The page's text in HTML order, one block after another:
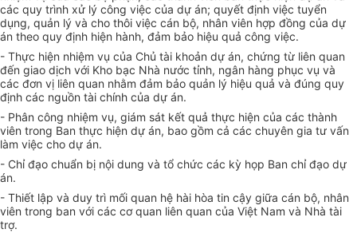
các quy trình xử lý công việc của dự án; quyết định việc tuyển
dụng, quản lý và cho thôi việc cán bộ, nhân viên hợp đồng của dự
án theo quy định hiện hành, đảm bảo hiệu quả công việc.
- Thực hiện nhiệm vụ của Chủ tài khoản dự án, chứng từ liên quan
đến giao dịch với Kho bạc Nhà nước tỉnh, ngân hàng phục vụ và
các đơn vị liên quan nhằm đảm bảo quản lý hiệu quả và đúng quy
định các nguồn tài chính của dự án.
- Phân công nhiệm vụ, giám sát kết quả thực hiện của các thành
viên trong Ban thực hiện dự án, bao gồm cả các chuyên gia tư vấn
làm việc cho dự án.
- Chỉ đạo chuẩn bị nội dung và tổ chức các kỳ họp Ban chỉ đạo dự
án.
- Thiết lập và duy trì mối quan hệ hài hòa tin cậy giữa cán bộ, nhân
viên trong ban với các cơ quan liên quan của Việt Nam và Nhà tài
trợ.